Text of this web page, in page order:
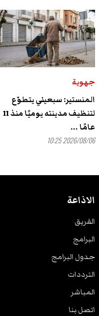
جهوية
المنستير: سبعيني يتطوّع
لتنظيف مدينته يوميًا منذ 11
عامًا ...
2026/08/06 10:25
الاذاعة
الفريق
البرامج
جدول البرامج
الترددات
المباشر
اتصل بنا